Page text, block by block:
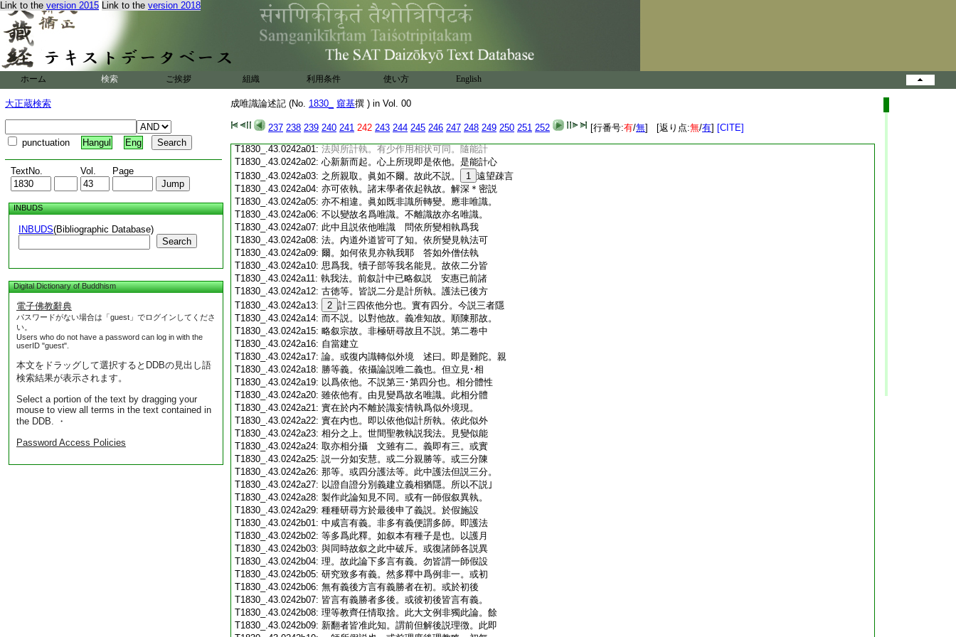
Link to the version 2015 Link to the version 2018
ホーム 検索 ご挨拶 組織 利用条件 使い方 English
大正蔵検索
punctuation Hangul Eng
TextNo. Vol. Page
INBUDS
INBUDS(Bibliographic Database)
Search
Digital Dictionary of Buddhism
電子佛教辭典
パスワードがない場合は「guest」でログインしてくださ
い。
Users who do not have a password can log in with the
userID "guest".
本文をドラッグして選択するとDDBの見出し語
検索結果が表示されます。
Select a portion of the text by dragging your
mouse to view all terms in the text contained in
the DDB. ・
Password Access Policies
成唯識論述記 (No. 1830_ 窺基撰 ) in Vol. 00
237 238 239 240 241 242 243 244 245 246 247 248 249 250 251 252 [行番号:有/無] [返り点:無/有] [CITE]
T1830_.43.0241c19:別文約義繁。所以合二師總爲一文也。又
T1830_.43.0241c20: 如因明宗等多言名爲能立陳那所説宗非
T1830_.43.0241c21:能立。今擧其宗意不違古文辭遣同。義取
T1830_.43.0241c22:
所等因一喩二以爲能立。理即別也。此文亦
然。文不相違所以合 2 譯義有乖返故爲二
T1830_.43.0241c24:釋 問眞如非識之所變現。何成唯識。亦
T1830_.43.0241c25:依眞如執爲實法。寧非染分之所依止
T1830_.43.0241c26:答雖非識變。識實性故亦名唯識。眞如離
T1830_.43.0241c27:言。與能計識非一非異。非如色等可依
T1830_.43.0241c28: 起執。故非執依。此中不説 又解深＊密經
T1830_.43.0242a01: 法與所計執。有少作用相状可同。隨能計
T1830_.43.0242a02: 心新新而起。心上所現即是依他。是能計心
T1830_.43.0242a03: 之所親取。眞如不爾。故此不説。 1 遠望疎言
T1830_.43.0242a04: 亦可依執。諸末學者依起執故。解深＊密説
T1830_.43.0242a05: 亦不相違。眞如既非識所轉變。應非唯識。
T1830_.43.0242a06: 不以變故名爲唯識。不離識故亦名唯識。
T1830_.43.0242a07: 此中且説依他唯識 問依所變相執爲我
T1830_.43.0242a08: 法。内道外道皆可了知。依所變見執法可
T1830_.43.0242a09: 爾。如何依見亦執我耶 答如外僧佉執
T1830_.43.0242a10: 思爲我。犢子部等我名能見。故依二分皆
T1830_.43.0242a11: 執我法。前叙計中已略叙説 安惠已前諸
T1830_.43.0242a12: 古徳等。皆説二分是計所執。護法已後方
T1830_.43.0242a13:
2 計三四依他分也。實有四分。今説三者隱
T1830_.43.0242a14: 而不説。以對他故。義准知故。順陳那故。
T1830_.43.0242a15: 略叙宗故。非極研尋故且不説。第二卷中
T1830_.43.0242a16: 自當建立
T1830_.43.0242a17: 論。或復内識轉似外境 述曰。即是難陀。親
T1830_.43.0242a18: 勝等義。依攝論説唯二義也。但立見･相
T1830_.43.0242a19: 以爲依他。不説第三･第四分也。相分體性
T1830_.43.0242a20: 雖依他有。由見變爲故名唯識。此相分體
T1830_.43.0242a21: 實在於内不離於識妄情執爲似外境現。
T1830_.43.0242a22: 實在内也。即以依他似計所執。依此似外
T1830_.43.0242a23: 相分之上。世間聖教執説我法。見變似能
T1830_.43.0242a24: 取亦相分攝 文雖有二。義即有三。或實
T1830_.43.0242a25: 説一分如安慧。或二分親勝等。或三分陳
T1830_.43.0242a26: 那等。或四分護法等。此中護法但説三分。
T1830_.43.0242a27: 以證自證分別義建立義相猶隱。所以不説｣
T1830_.43.0242a28: 製作此論知見不同。或有一師假叙異執。
T1830_.43.0242a29: 種種研尋方於最後申了義説。於假施設
T1830_.43.0242b01: 中咸言有義。非多有義便謂多師。即護法
T1830_.43.0242b02: 等多爲此釋。如叙本有種子是也。以護月
T1830_.43.0242b03: 與同時故叙之此中破斥。或復諸師各説異
T1830_.43.0242b04: 理。故此論下多言有義。勿皆謂一師假設
T1830_.43.0242b05: 研究致多有義。然多釋中爲例非一。或初
T1830_.43.0242b06: 無有義後方言有義勝者在初。或於初後
T1830_.43.0242b07: 皆言有義勝者多後。或彼初後皆言有義。
T1830_.43.0242b08: 理等教齊任情取捨。此大文例非獨此論。餘
T1830_.43.0242b09: 新翻者皆准此知。謂前但解後説理徴。此即